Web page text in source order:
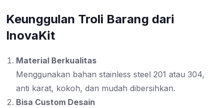
Keunggulan Troli Barang dari
InovaKit
Material Berkualitas
Menggunakan bahan stainless steel 201 atau 304,
anti karat, kokoh, dan mudah dibersihkan.
Bisa Custom Desain